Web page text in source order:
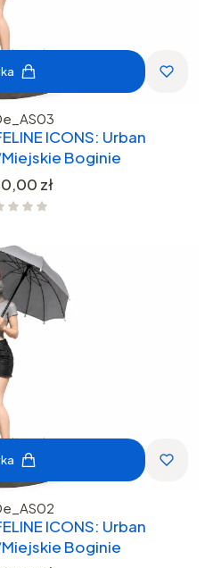
ICONS: Urban
Boginie
zł
ICONS: Urban
Boginie